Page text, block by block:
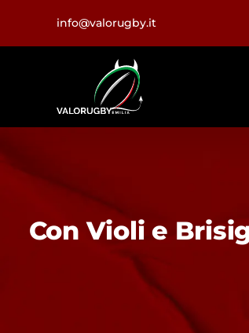
contenuto
info@valorugby.it
Con Violi e